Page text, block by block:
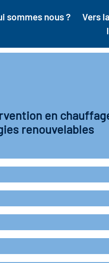
sommes nous ?
Vers
en
renouvelables